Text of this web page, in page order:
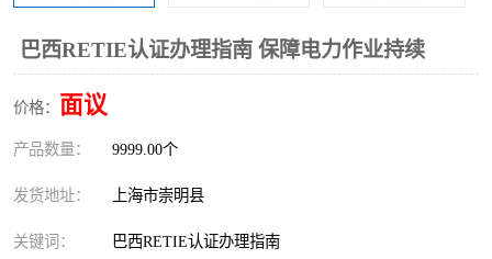
巴西RETIE认证办理指南 保障电力作业持续
价格： 面议
产品数量： 9999.00个
发货地址： 上海市崇明县
关键词： 巴西RETIE认证办理指南